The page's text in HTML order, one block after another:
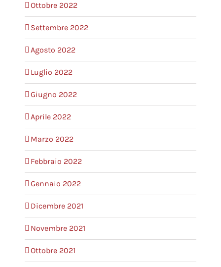
Ottobre 2022
Settembre 2022
Agosto 2022
Luglio 2022
Giugno 2022
Aprile 2022
Marzo 2022
Febbraio 2022
Gennaio 2022
Dicembre 2021
Novembre 2021
Ottobre 2021